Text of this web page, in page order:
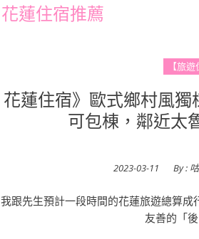
花蓮住宿推薦
【旅遊
花蓮住宿》歐式鄉村風
可包棟，鄰近太
Posted
2023-03-11 By :
我跟先生預計一段時間的花蓮旅遊總算
友善的「